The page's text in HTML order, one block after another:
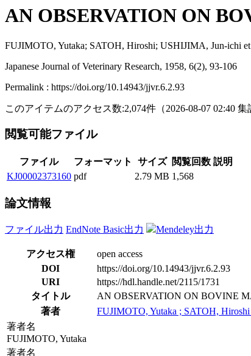
AN OBSERVATION ON
FUJIMOTO, Yutaka; SATOH, Hiroshi; USHIJIMA, Jun-ichi et
Japanese Journal of Veterinary Research, 1958, 6(2), 93-106
Permalink : https://doi.org/10.14943/jjvr.6.2.93
このアイテムのアクセス数:2,074件 （2026-08-07 02:40 集
閲覧可能ファイル
ファイル フォーマット サイズ 閲覧回数 説明
KJ00002373160 pdf 2.79 MB 1,568
論文情報
ファイル出力 EndNote Basic出力 Mendeley出力
アクセス権
open access
DOI
https://doi.org/10.14943/jjvr.6.2.93
URI
https://hdl.handle.net/2115/1731
タイトル
AN OBSERVATION ON BOVINE
著者
FUJIMOTO, Yutaka ; SATOH,
著者名
FUJIMOTO, Yutaka
著者名